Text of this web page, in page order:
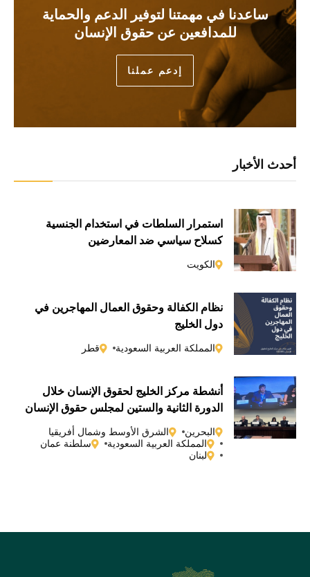
ساعدنا في مهمتنا لتوفير الدعم والحماية
للمدافعين عن حقوق الإنسان
إدعم عملنا
أحدث الأخبار
استمرار السلطات في استخدام الجنسية
كسلاحٍ سياسي ضد المعارضين
الكويت
نظام الكفالة وحقوق العمال المهاجرين في
دول الخليج
المملكة العربية السعودية قطر
أنشطة مركز الخليج لحقوق الإنسان خلال
الدورة الثانية والستين لمجلس حقوق الإنسان
البحرين
الشرق الأوسط وشمال أفريقيا
المملكة العربية السعودية
سلطنة عمان
لبنان